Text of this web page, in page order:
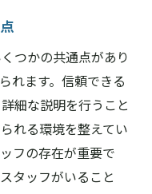
つかの共通点があり
れます。信頼できる
細な説明を行うこと
れる環境を整えてい
フの存在が重要で
タッフがいること